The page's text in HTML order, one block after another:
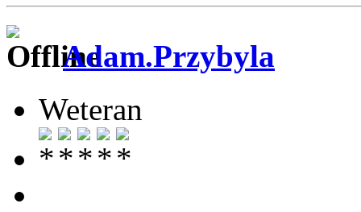
Adam.Przybyla
Weteran